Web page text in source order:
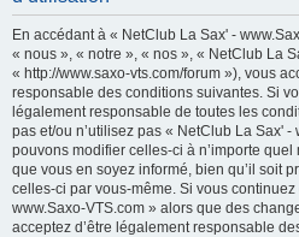
En accédant à « NetClub La Sax' -
« nous », « notre », « nos », « NetClub La
« http://www.saxo-vts.com/forum »), vous
responsable des conditions suivantes. Si
légalement responsable de toutes les
pas et/ou n’utilisez pas « NetClub La Sax' -
pouvons modifier celles-ci à n’importe
que vous en soyez informé, bien qu’il soit
celles-ci par vous-même. Si vous
www.Saxo-VTS.com » alors que des
acceptez d’être légalement responsable